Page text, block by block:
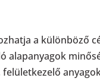
a különböző
alapanyagok